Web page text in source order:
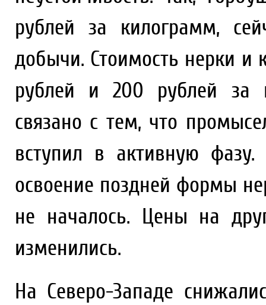
рублей за килограмм,
добычи. Стоимость нерки и
рублей и 200 рублей за
связано с тем, что
вступил в активную
освоение поздней формы
не началось. Цены на
изменились.
На Северо-Западе